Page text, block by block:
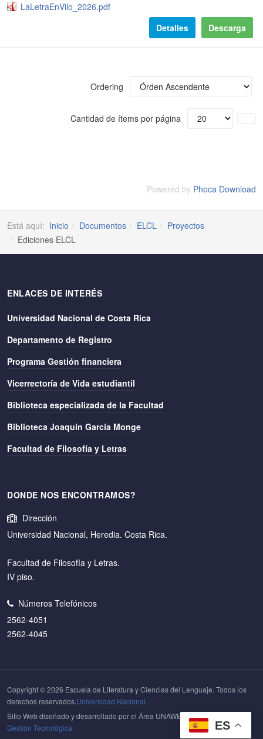
ES
LaLetraEnVilo_2026.pdf
Descarga
Detalles
Ordering
Cantidad de ítems por página
Powered by Phoca Download
Está aquí: Inicio Documentos ELCL
Proyectos
Ediciones ELCL
ENLACES DE INTERÉS
Universidad Nacional de Costa Rica
Departamento de Registro
Programa Gestión financiera
Vicerrectoría de Vida estudiantil
Biblioteca especializada de la Facultad
Biblioteca Joaquín García Monge
Facultad de Filosofía y Letras
DONDE NOS ENCONTRAMOS?
Dirección
Universidad Nacional, Heredia. Costa Rica.
Facultad de Filosofía y Letras.
IV piso.
Números Telefónicos
2562-4051
2562-4045
Copyright © 2026 Escuela de Literatura y Ciencias del Lenguaje. Todos los
derechos reservados.Universidad Nacional.
Sitio Web diseñado y desarrollado por el Área UNAWEB delCentro de
Gestión Tecnológica